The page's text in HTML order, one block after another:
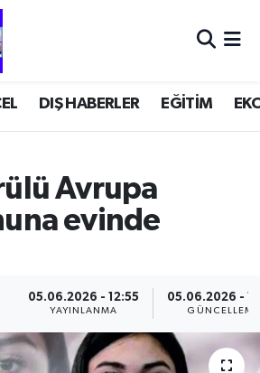
DIŞ HABERLER EĞİTİM
Avrupa
evinde
05.06.2026 - 12:55
YAYINLANMA
05.06.2026 -
GÜNCELLEME